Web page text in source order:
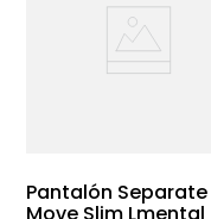
Pantalón Separate